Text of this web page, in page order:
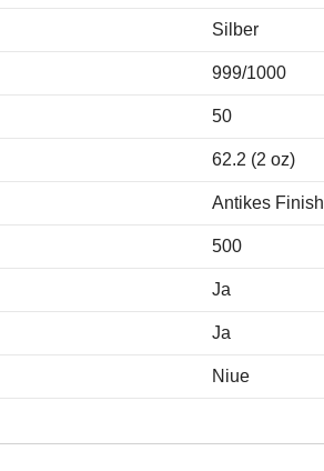
Silber
999/1000
50
62.2 (2 oz)
Antikes Finish
500
Ja
Ja
Niue